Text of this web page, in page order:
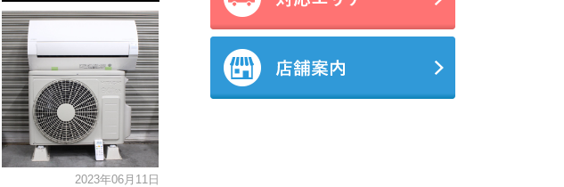
2023年06月11日